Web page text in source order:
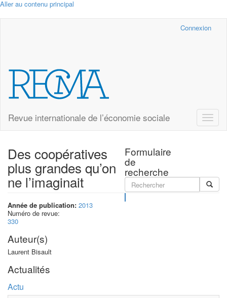
Aller au contenu principal
Connexion
Revue internationale de l’économie sociale
Toggle
Formulaire
de
recherche
Des coopératives
plus grandes qu’on
ne l’imaginait
Année de publication: 2013
Numéro de revue:
330
Auteur(s)
Laurent Bisault
Actualités
Actu